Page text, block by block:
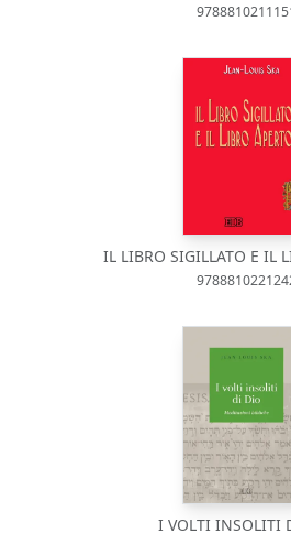
IL LIBRO SIGILLATO E IL
I VOLTI INSOLITI